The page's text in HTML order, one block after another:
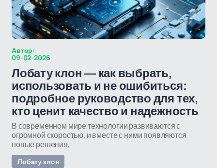
Автор:
09-02-2026
Лобату клон — как выбрать,
использовать и не ошибиться:
подробное руководство для тех,
кто ценит качество и надежность
В современном мире технологии развиваются с
огромной скоростью, и вместе с ними появляются
новые решения,
Лобату клон